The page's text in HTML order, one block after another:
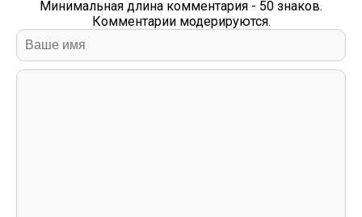
Минимальная длина комментария - 50 знаков.
Комментарии модерируются.